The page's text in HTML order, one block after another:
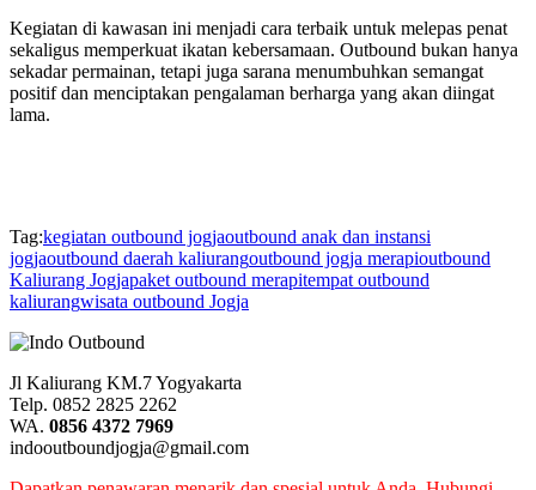
Kegiatan di kawasan ini menjadi cara terbaik untuk melepas penat
sekaligus memperkuat ikatan kebersamaan. Outbound bukan hanya
sekadar permainan, tetapi juga sarana menumbuhkan semangat
positif dan menciptakan pengalaman berharga yang akan diingat
lama.
Tag:kegiatan outbound jogjaoutbound anak dan instansi
jogjaoutbound daerah kaliurangoutbound jogja merapioutbound
Kaliurang Jogjapaket outbound merapitempat outbound
kaliurangwisata outbound Jogja
Jl Kaliurang KM.7 Yogyakarta
Telp. 0852 2825 2262
WA. 0856 4372 7969
indooutboundjogja@gmail.com